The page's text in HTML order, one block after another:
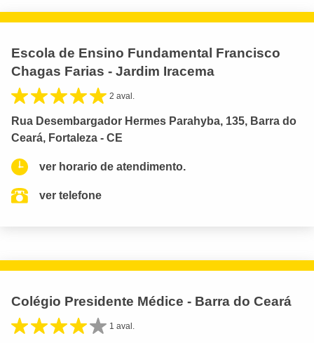
Escola de Ensino Fundamental Francisco
Chagas Farias - Jardim Iracema
2 aval.
Rua Desembargador Hermes Parahyba, 135, Barra do
Ceará, Fortaleza - CE
ver horario de atendimento.
ver telefone
Colégio Presidente Médice - Barra do Ceará
1 aval.